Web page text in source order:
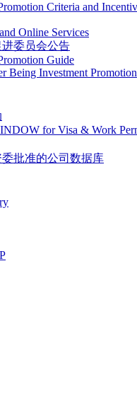
Criteria and
Online Services
委员会公告
Guide
Being Investment Promotion
for Visa & Work
批准的公司数据库